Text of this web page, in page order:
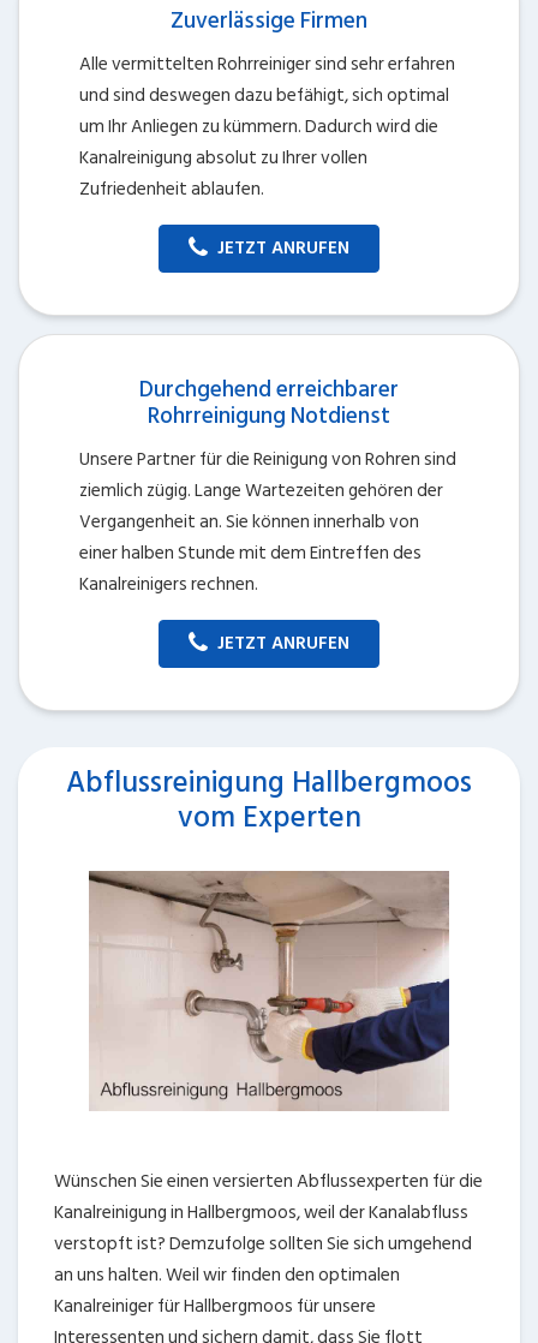
Zuverlässige Firmen
Alle vermittelten Rohrreiniger sind sehr erfahren
und sind deswegen dazu befähigt, sich optimal
um Ihr Anliegen zu kümmern. Dadurch wird die
Kanalreinigung absolut zu Ihrer vollen
Zufriedenheit ablaufen.
JETZT ANRUFEN
Durchgehend erreichbarer
Rohrreinigung Notdienst
Unsere Partner für die Reinigung von Rohren sind
ziemlich zügig. Lange Wartezeiten gehören der
Vergangenheit an. Sie können innerhalb von
einer halben Stunde mit dem Eintreffen des
Kanalreinigers rechnen.
JETZT ANRUFEN
Abflussreinigung Hallbergmoos
vom Experten
Wünschen Sie einen versierten Abflussexperten für die
Kanalreinigung in Hallbergmoos, weil der Kanalabfluss
verstopft ist? Demzufolge sollten Sie sich umgehend
an uns halten. Weil wir finden den optimalen
Kanalreiniger für Hallbergmoos für unsere